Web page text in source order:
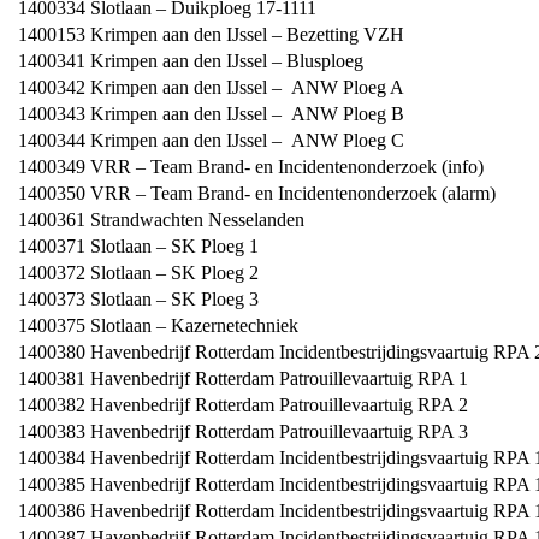
1400334 Slotlaan – Duikploeg 17-1111
1400153 Krimpen aan den IJssel – Bezetting VZH
1400341 Krimpen aan den IJssel – Blusploeg
1400342 Krimpen aan den IJssel – ANW Ploeg A
1400343 Krimpen aan den IJssel – ANW Ploeg B
1400344 Krimpen aan den IJssel – ANW Ploeg C
1400349 VRR – Team Brand- en Incidentenonderzoek (info)
1400350 VRR – Team Brand- en Incidentenonderzoek (alarm)
1400361 Strandwachten Nesselanden
1400371 Slotlaan – SK Ploeg 1
1400372 Slotlaan – SK Ploeg 2
1400373 Slotlaan – SK Ploeg 3
1400375 Slotlaan – Kazernetechniek
1400380 Havenbedrijf Rotterdam Incidentbestrijdingsvaartuig RPA
1400381 Havenbedrijf Rotterdam Patrouillevaartuig RPA 1
1400382 Havenbedrijf Rotterdam Patrouillevaartuig RPA 2
1400383 Havenbedrijf Rotterdam Patrouillevaartuig RPA 3
1400384 Havenbedrijf Rotterdam Incidentbestrijdingsvaartuig RPA
1400385 Havenbedrijf Rotterdam Incidentbestrijdingsvaartuig RPA
1400386 Havenbedrijf Rotterdam Incidentbestrijdingsvaartuig RPA